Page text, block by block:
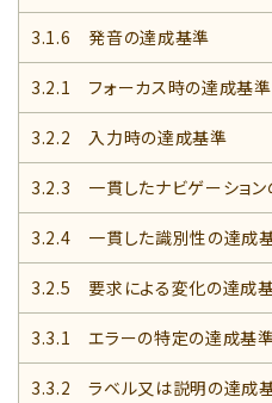
3.1.6 発音の達成基準
3.2.1 フォーカス時の達成基準
3.2.2 入力時の達成基準
3.2.3 一貫したナビゲーション
3.2.4 一貫した識別性の達成
3.2.5 要求による変化の達成
3.3.1 エラーの特定の達成基
3.3.2 ラベル又は説明の達成